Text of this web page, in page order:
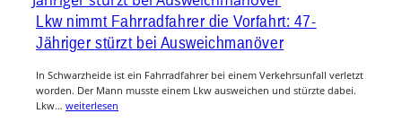
Lkw nimmt Fahrradfahrer die Vorfahrt: 47-
Jähriger stürzt bei Ausweichmanöver
In Schwarzheide ist ein Fahrradfahrer bei einem Verkehrsunfall verletzt
worden. Der Mann musste einem Lkw ausweichen und stürzte dabei.
Lkw… weiterlesen